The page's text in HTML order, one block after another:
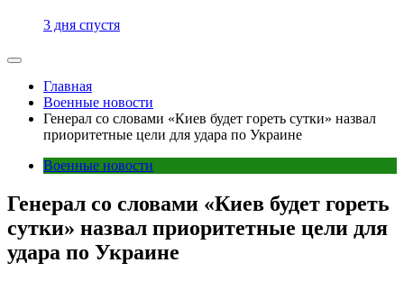
3 дня спустя
Главная
Военные новости
Генерал со словами «Киев будет гореть сутки» назвал
приоритетные цели для удара по Украине
Военные новости
Генерал со словами «Киев будет гореть
сутки» назвал приоритетные цели для
удара по Украине